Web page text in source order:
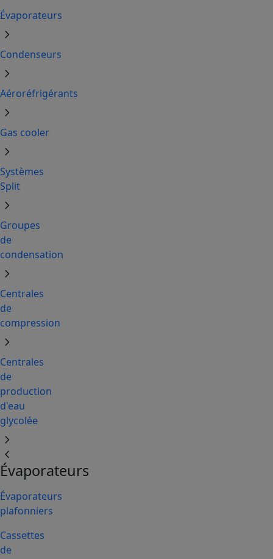
Évaporateurs
chevron_right
Condenseurs
chevron_right
Aéroréfrigérants
chevron_right
Gas cooler
chevron_right
Systèmes
Split
chevron_right
Groupes
de
condensation
chevron_right
Centrales
de
compression
chevron_right
Centrales
de
production
d'eau
glycolée
chevron_right
chevron_left
Évaporateurs
Évaporateurs
plafonniers
Cassettes
de